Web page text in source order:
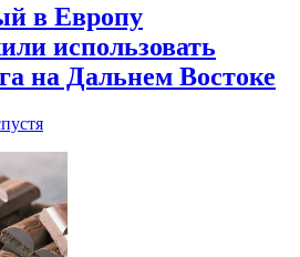
в Европу
использовать
на Дальнем Востоке